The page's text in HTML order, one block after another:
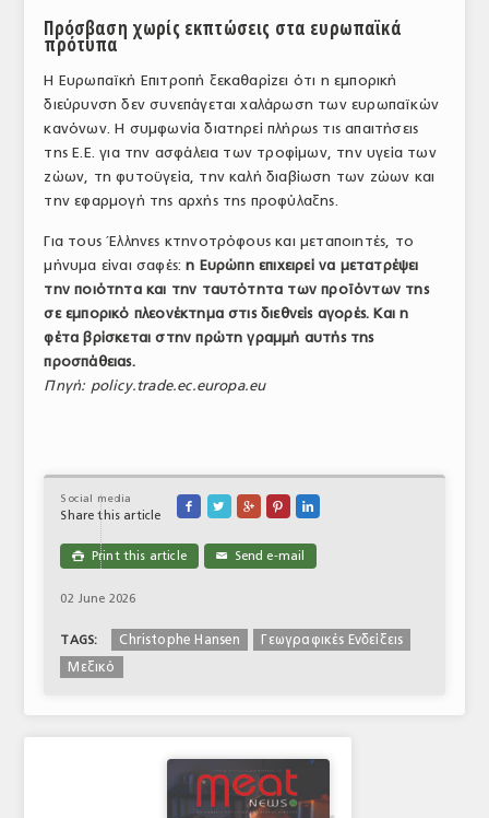
Πρόσβαση χωρίς εκπτώσεις στα ευρωπαϊκά
πρότυπα
Η Ευρωπαϊκή Επιτροπή ξεκαθαρίζει ότι η εμπορική
διεύρυνση δεν συνεπάγεται χαλάρωση των ευρωπαϊκών
κανόνων. Η συμφωνία διατηρεί πλήρως τις απαιτήσεις
της Ε.Ε. για την ασφάλεια των τροφίμων, την υγεία των
ζώων, τη φυτοϋγεία, την καλή διαβίωση των ζώων και
την εφαρμογή της αρχής της προφύλαξης.
Για τους Έλληνες κτηνοτρόφους και μεταποιητές, το
μήνυμα είναι σαφές:η Ευρώπη επιχειρεί να μετατρέψει
την ποιότητα και την ταυτότητα των προϊόντων της
σε εμπορικό πλεονέκτημα στις διεθνείς αγορές. Και η
φέτα βρίσκεται στην πρώτη γραμμή αυτής της
προσπάθειας.
Πηγή: policy.trade.ec.europa.eu
Social media
Share this article
    
 Print this article ✉ Send e-mail
02 June 2026
TAGS: Christophe Hansen
Γεωγραφικές Ενδείξεις
Μεξικό